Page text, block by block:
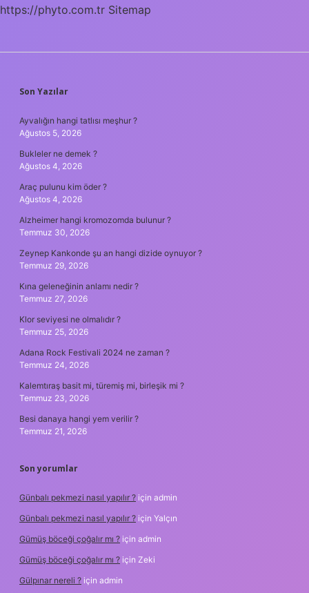
https://phyto.com.tr Sitemap
SIDEBAR
Son Yazılar
Ayvalığın hangi tatlısı meşhur ?
Ağustos 5, 2026
Bukleler ne demek ?
Ağustos 4, 2026
Araç pulunu kim öder ?
Ağustos 4, 2026
Alzheimer hangi kromozomda bulunur ?
Temmuz 30, 2026
Zeynep Kankonde şu an hangi dizide oynuyor ?
Temmuz 29, 2026
Kına geleneğinin anlamı nedir ?
Temmuz 27, 2026
Klor seviyesi ne olmalıdır ?
Temmuz 25, 2026
Adana Rock Festivali 2024 ne zaman ?
Temmuz 24, 2026
Kalemtıraş basit mi, türemiş mi, birleşik mi ?
Temmuz 23, 2026
Besi danaya hangi yem verilir ?
Temmuz 21, 2026
Son yorumlar
Günbalı pekmezi nasıl yapılır ? için admin
Günbalı pekmezi nasıl yapılır ? için Yalçın
Gümüş böceği çoğalır mı ? için admin
Gümüş böceği çoğalır mı ? için Zeki
Gülpınar nereli ? için admin